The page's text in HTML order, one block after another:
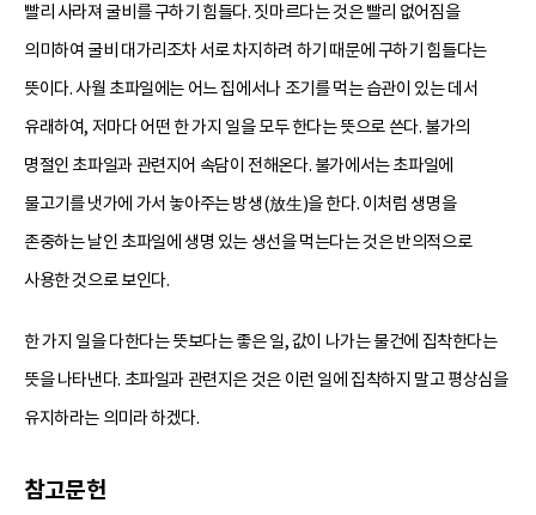
빨리 사라져 굴비를 구하기 힘들다. 짓마르다는 것은 빨리 없어짐을
의미하여 굴비 대가리조차 서로 차지하려 하기 때문에 구하기 힘들다는
뜻이다. 사월 초파일에는 어느 집에서나 조기를 먹는 습관이 있는 데서
유래하여, 저마다 어떤 한 가지 일을 모두 한다는 뜻으로 쓴다. 불가의
명절인 초파일과 관련지어 속담이 전해온다. 불가에서는 초파일에
물고기를 냇가에 가서 놓아주는 방생(放生)을 한다. 이처럼 생명을
존중하는 날인 초파일에 생명 있는 생선을 먹는다는 것은 반의적으로
사용한 것으로 보인다.
한 가지 일을 다한다는 뜻보다는 좋은 일, 값이 나가는 물건에 집착한다는
뜻을 나타낸다. 초파일과 관련지은 것은 이런 일에 집착하지 말고 평상심을
유지하라는 의미라 하겠다.
참고문헌